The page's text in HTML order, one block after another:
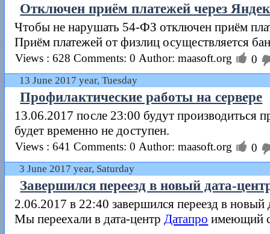
Отключен приём платежей через
Чтобы не нарушать 54-ФЗ отключен приём
Приём платежей от физлиц осуществляется
Views : 628 Comments: 0 Author: maasoft.org  0
13 June 2017 year, Tuesday
Профилактические работы на сервере
13.06.2017 после 23:00 будут производиться
будет временно не доступен.
Views : 641 Comments: 0 Author: maasoft.org  0
3 June 2017 year, Saturday
Завершился переезд в новый дата-
2.06.2017 в 22:40 завершился переезд в
Мы переехали в дата-центрДатапро имеющий